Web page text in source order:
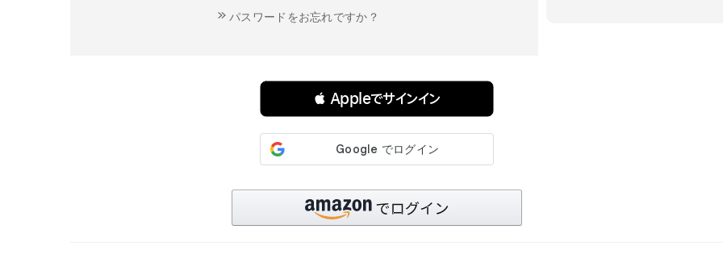
パスワードをお忘れですか？
 Appleでサインイン